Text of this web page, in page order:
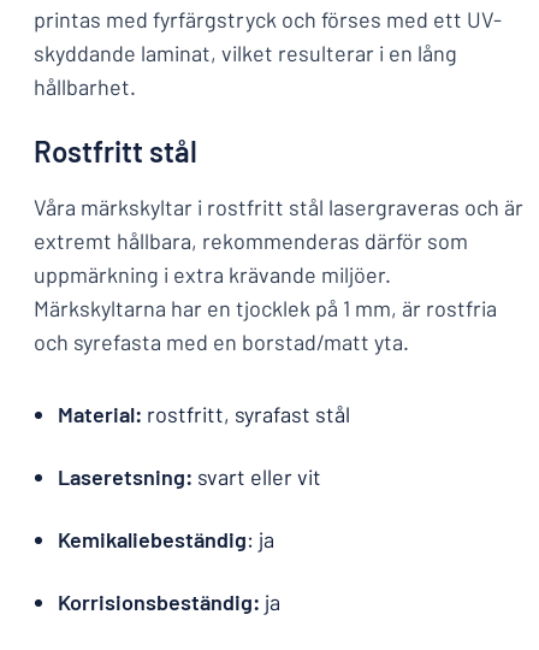
printas med fyrfärgstryck och förses med ett UV-
skyddande laminat, vilket resulterar i en lång
hållbarhet.
Rostfritt stål
Våra märkskyltar i rostfritt stål lasergraveras och är
extremt hållbara, rekommenderas därför som
uppmärkning i extra krävande miljöer.
Märkskyltarna har en tjocklek på 1 mm, är rostfria
och syrefasta med en borstad/matt yta.
Material: rostfritt, syrafast stål
Laseretsning: svart eller vit
Kemikaliebeständig: ja
Korrisionsbeständig: ja